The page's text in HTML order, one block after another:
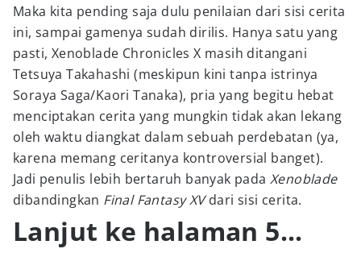
Maka kita pending saja dulu penilaian dari sisi cerita
ini, sampai gamenya sudah dirilis. Hanya satu yang
pasti, Xenoblade Chronicles X masih ditangani
Tetsuya Takahashi (meskipun kini tanpa istrinya
Soraya Saga/Kaori Tanaka), pria yang begitu hebat
menciptakan cerita yang mungkin tidak akan lekang
oleh waktu diangkat dalam sebuah perdebatan (ya,
karena memang ceritanya kontroversial banget).
Jadi penulis lebih bertaruh banyak pada Xenoblade
dibandingkan Final Fantasy XVdari sisi cerita.
Lanjut ke halaman 5...